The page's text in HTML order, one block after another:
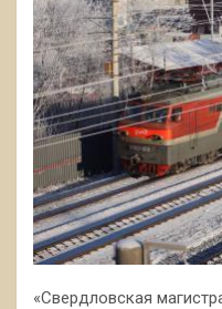
«Свердловская